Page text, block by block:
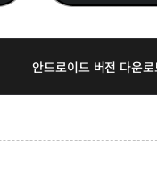
안드로이드 버전 다운